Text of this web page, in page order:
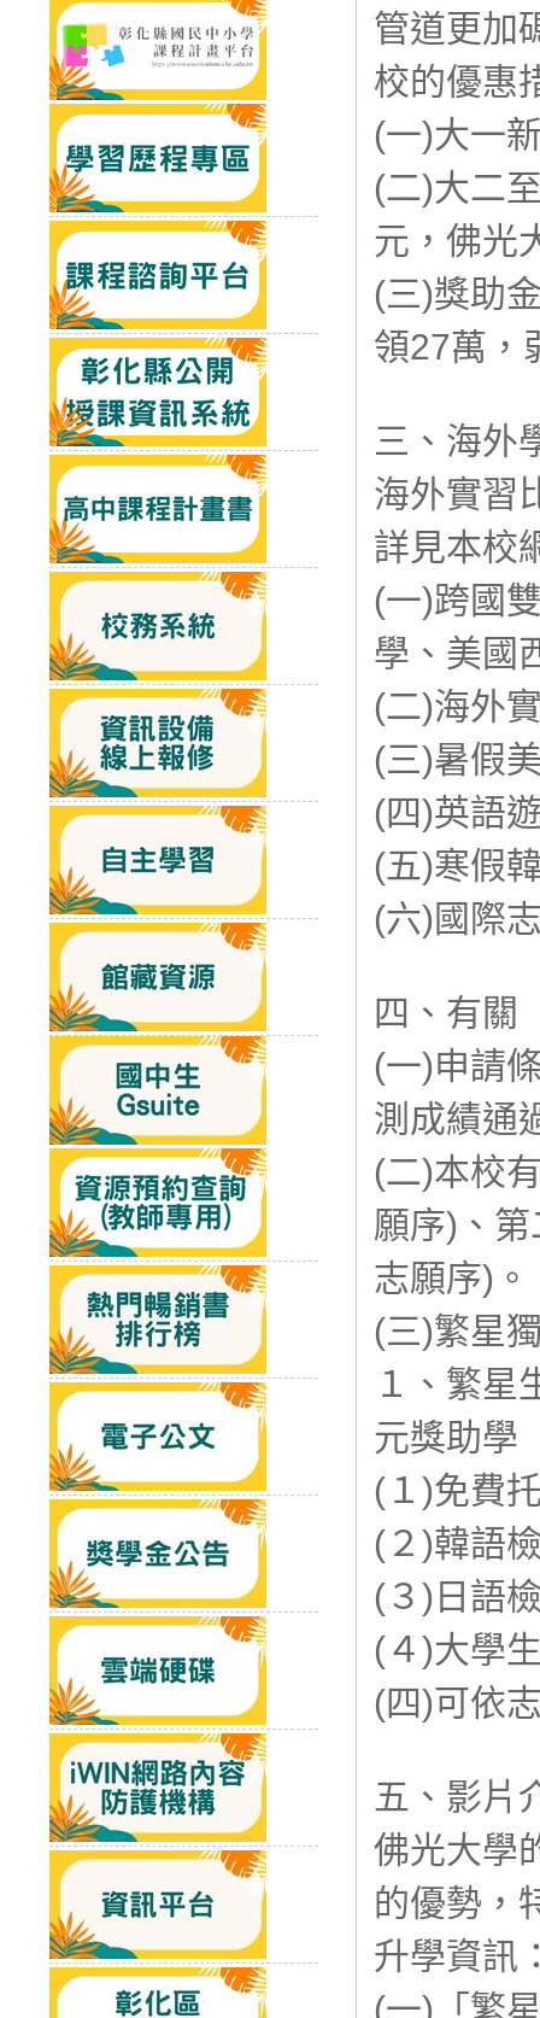
管道更加
校的優惠
(一)大一
(二)大二
元，佛光
(三)獎助
領27萬，
三、海外
海外實習
詳見本校
(一)跨國
學、美國
(二)海外
(三)暑假
(四)英語
(五)寒假
(六)國際
四、有關
(一)申請
測成績通
(二)本校
願序)、
志願序)。
(三)繁星
１、繁星
元獎助學
(１)免費
(２)韓語
(３)日語
(４)大學
(四)可依
五、影片
佛光大學
的優勢，
升學資訊
(一)「繁